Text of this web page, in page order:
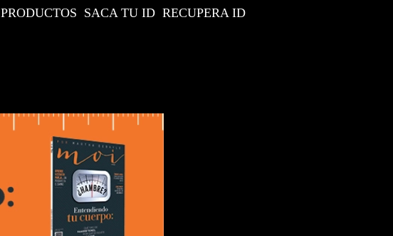
PRODUCTOS SACA TU ID RECUPERA ID